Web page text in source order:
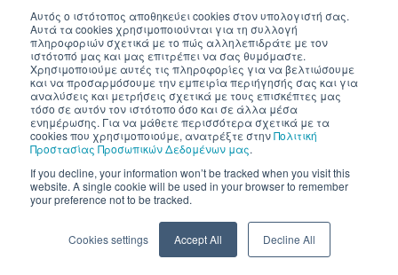
Αυτός ο ιστότοπος αποθηκεύει cookies στον υπολογιστή σας.
Αυτά τα cookies χρησιμοποιούνται για τη συλλογή
πληροφοριών σχετικά με το πώς αλληλεπιδράτε με τον
ιστότοπό μας και μας επιτρέπει να σας θυμόμαστε.
Χρησιμοποιούμε αυτές τις πληροφορίες για να βελτιώσουμε
και να προσαρμόσουμε την εμπειρία περιήγησής σας και για
αναλύσεις και μετρήσεις σχετικά με τους επισκέπτες μας
τόσο σε αυτόν τον ιστότοπο όσο και σε άλλα μέσα
ενημέρωσης. Για να μάθετε περισσότερα σχετικά με τα
cookies που χρησιμοποιούμε, ανατρέξτε στηνΠολιτική
Προστασίας Προσωπικών Δεδομένων μας.
If you decline, your information won’t be tracked when you visit this
website. A single cookie will be used in your browser to remember
your preference not to be tracked.
Cookies settings Accept All Decline All